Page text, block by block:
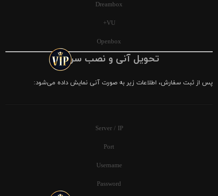
Dreambox
VU+
Openbox
تحویل آنی و نصب سریع
پس از ثبت سفارش، اطلاعات زیر به صورت آنی نمایش داده می‌شود:
Server / IP
Port
Username
Password